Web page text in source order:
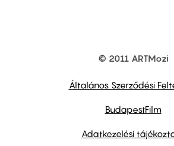
© 2011 ARTMozi
Általános Szerződési
BudapestFilm
Adatkezelési